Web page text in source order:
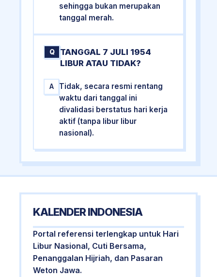
sehingga bukan merupakan
tanggal merah.
Q
TANGGAL 7 JULI 1954
LIBUR ATAU TIDAK?
A
Tidak, secara resmi rentang
waktu dari tanggal ini
divalidasi berstatus hari kerja
aktif (tanpa libur libur
nasional).
KALENDER INDONESIA
Portal referensi terlengkap untuk Hari
Libur Nasional, Cuti Bersama,
Penanggalan Hijriah, dan Pasaran
Weton Jawa.